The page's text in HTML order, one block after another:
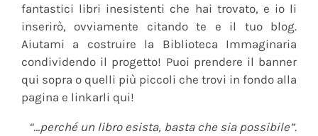
fantastici libri inesistenti che hai trovato, e io li
inserirò, ovviamente citando te e il tuo blog.
Aiutami a costruire la Biblioteca Immaginaria
condividendo il progetto! Puoi prendere il banner
qui sopra o quelli più piccoli che trovi in fondo alla
pagina e linkarli qui!
“…perché un libro esista, basta che sia possibile”.